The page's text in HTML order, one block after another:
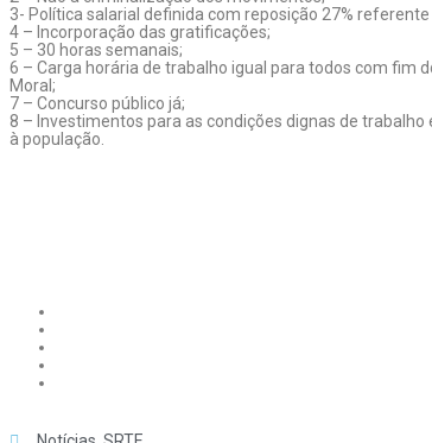
3- Política salarial definida com reposição 27%
4 – Incorporação das gratificações;
5 – 30 horas semanais;
6 – Carga horária de trabalho igual para todos com fim
Moral;
7 – Concurso público já;
8 – Investimentos para as condições dignas de trabalho
à população.